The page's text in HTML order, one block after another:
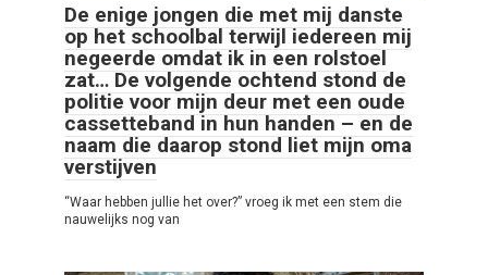
De enige jongen die met mij danste
op het schoolbal terwijl iedereen mij
negeerde omdat ik in een rolstoel
zat… De volgende ochtend stond de
politie voor mijn deur met een oude
cassetteband in hun handen – en de
naam die daarop stond liet mijn oma
verstijven
“Waar hebben jullie het over?” vroeg ik met een stem die
nauwelijks nog van